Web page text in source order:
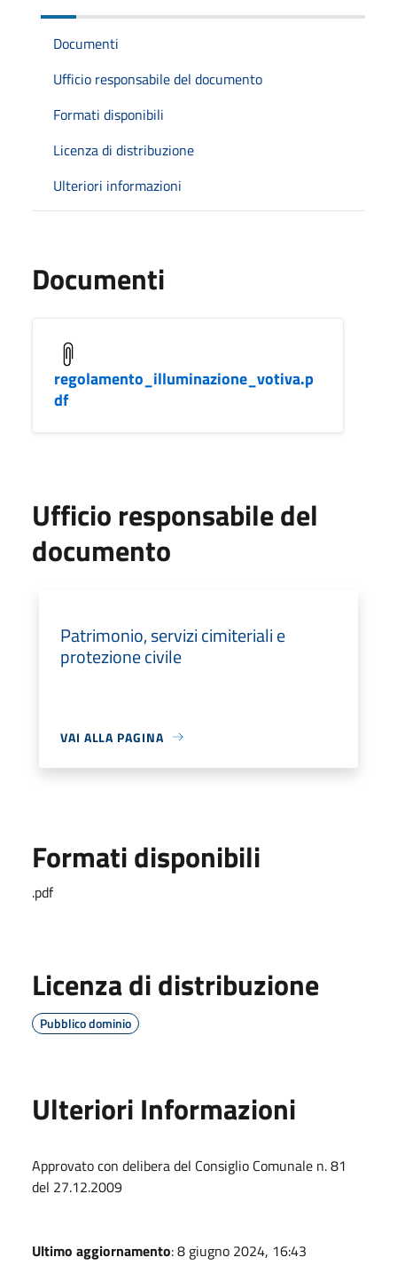
Documenti
Ufficio responsabile del documento
Formati disponibili
Licenza di distribuzione
Ulteriori informazioni
Documenti
regolamento_illuminazione_votiva.p
df
Ufficio responsabile del
documento
Patrimonio, servizi cimiteriali e
protezione civile
VAI ALLA PAGINA
Formati disponibili
.pdf
Licenza di distribuzione
Pubblico dominio
Ulteriori Informazioni
Approvato con delibera del Consiglio Comunale n. 81
del 27.12.2009
Ultimo aggiornamento: 8 giugno 2024, 16:43